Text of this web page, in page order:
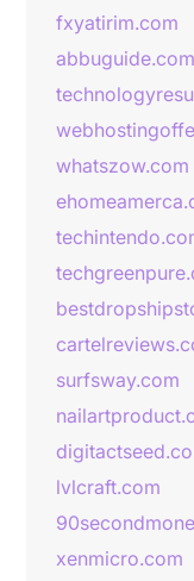
fxyatirim.com
abbuguide.com
whatszow.com
surfsway.com
lvlcraft.com
xenmicro.com